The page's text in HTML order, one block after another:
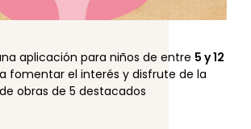
aplicación para niños de entre 5 y 12
fomentar el interés y disfrute de la
obras de 5 destacados